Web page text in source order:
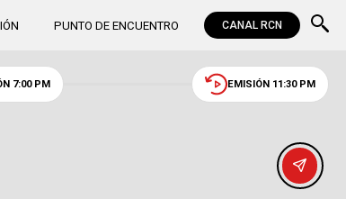
PUNTO DE ENCUENTRO CANAL RCN
7:00 PM EMISIÓN 11:30 PM